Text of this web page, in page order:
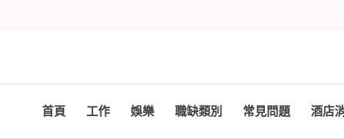
首頁 工作 娛樂 職缺類別 常見問題 酒店